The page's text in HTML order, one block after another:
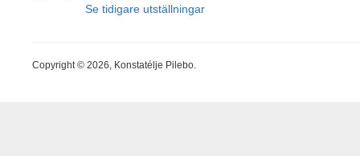
Se tidigare utställningar
Copyright © 2026, Konstatélje Pilebo.